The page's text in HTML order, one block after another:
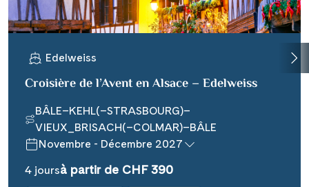
Edelweiss
Croisière de l’Avent en Alsace – Edelweiss
BÂLE–KEHL(–STRASBOURG)–
VIEUX_BRISACH(–COLMAR)–BÂLE
Novembre - Décembre 2027
4 joursà partir de CHF 390